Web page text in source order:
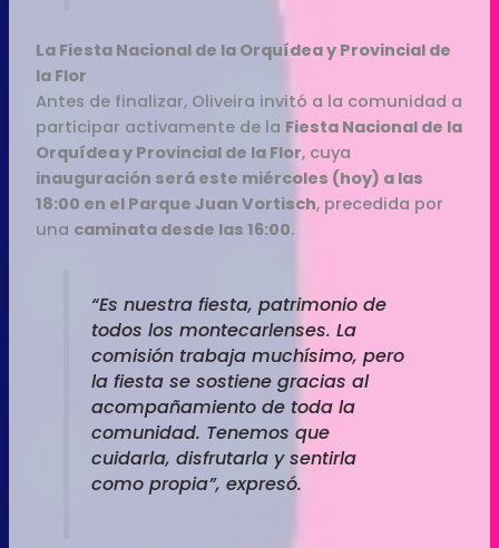
La Fiesta Nacional de la Orquídea y Provincial de
la Flor
Antes de finalizar, Oliveira invitó a la comunidad a
participar activamente de la Fiesta Nacional de la
Orquídea y Provincial de la Flor, cuya
inauguración será este miércoles (hoy) a las
18:00 en el Parque Juan Vortisch, precedida por
una caminata desde las 16:00.
“Es nuestra fiesta, patrimonio de
todos los montecarlenses. La
comisión trabaja muchísimo, pero
la fiesta se sostiene gracias al
acompañamiento de toda la
comunidad. Tenemos que
cuidarla, disfrutarla y sentirla
como propia”, expresó.